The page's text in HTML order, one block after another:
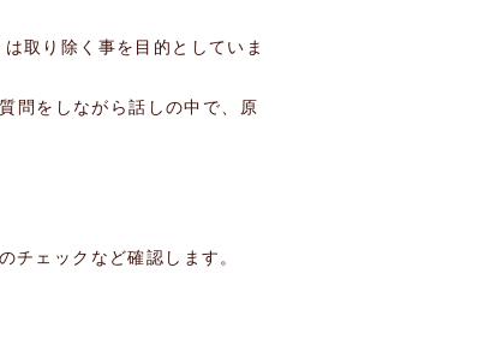
取り除く事を目的としていま
問をしながら話しの中で、原
チェックなど確認します。